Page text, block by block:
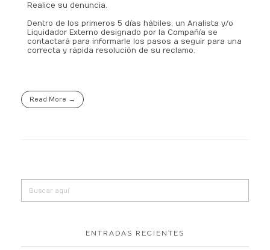
Realice su denuncia.
Dentro de los primeros 5 días hábiles, un Analista y/o
Liquidador Externo designado por la Compañía se
contactará para informarle los pasos a seguir para una
correcta y rápida resolución de su reclamo.
Read More
ENTRADAS RECIENTES